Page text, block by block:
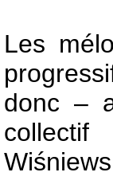
Les
donc –